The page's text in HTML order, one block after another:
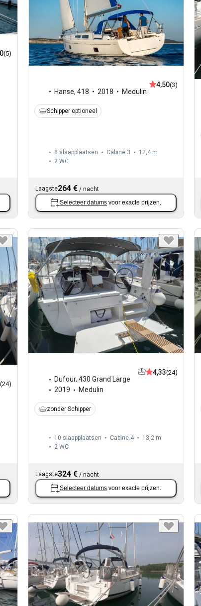
(5)
Hanse, 418 2018 Medulin
4,50(3)
Schipper optioneel
8 slaapplaatsen Cabine 3
12,4 m
2 WC
Laagste264 €/ nacht
Selecteer datums voor exacte prijzen.
(24)
Dufour, 430 Grand Large
2019
Medulin
4,33(24)
zonder Schipper
10 slaapplaatsen Cabine 4
13,2 m
2 WC
Laagste324 €/ nacht
Selecteer datums voor exacte prijzen.